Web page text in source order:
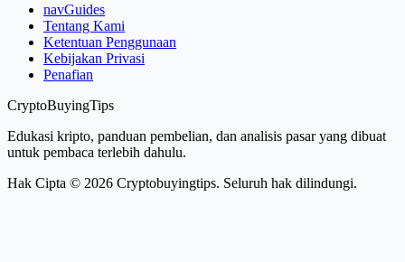
navGuides
Tentang Kami
Ketentuan Penggunaan
Kebijakan Privasi
Penafian
CryptoBuyingTips
Edukasi kripto, panduan pembelian, dan analisis pasar yang dibuat
untuk pembaca terlebih dahulu.
Hak Cipta © 2026 Cryptobuyingtips. Seluruh hak dilindungi.